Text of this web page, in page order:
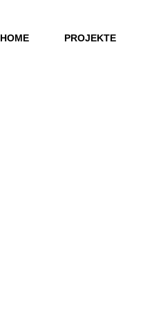
HOME PROJEKTE